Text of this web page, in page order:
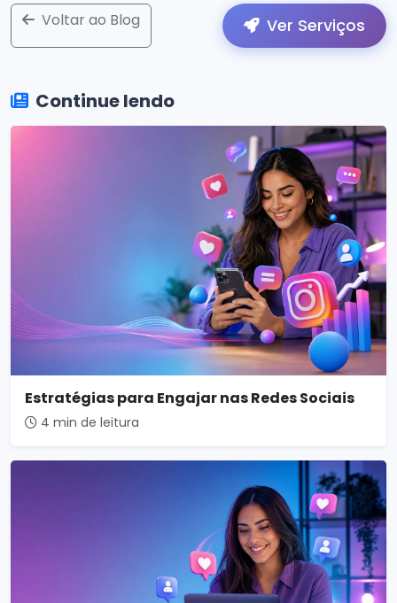
Voltar ao Blog Ver Serviços
Continue lendo
Estratégias para Engajar nas Redes Sociais
4 min de leitura